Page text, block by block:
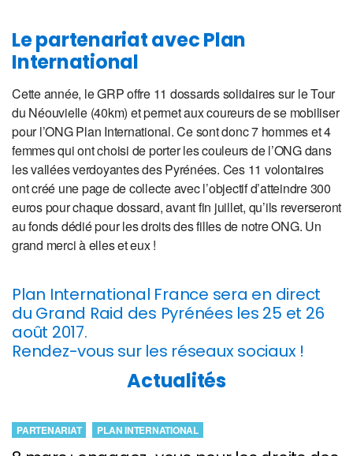
Le partenariat avec Plan
International
Cette année, le GRP offre 11 dossards solidaires sur le Tour
du Néouvielle (40km) et permet aux coureurs de se mobiliser
pour l’ONG Plan International. Ce sont donc 7 hommes et 4
femmes qui ont choisi de porter les couleurs de l’ONG dans
les vallées verdoyantes des Pyrénées. Ces 11 volontaires
ont créé une page de collecte avec l’objectif d’atteindre 300
euros pour chaque dossard, avant fin juillet, qu’ils reverseront
au fonds dédié pour les droits des filles de notre ONG. Un
grand merci à elles et eux !
Plan International France sera en direct
du Grand Raid des Pyrénées les 25 et 26
août 2017.
Rendez-vous sur les réseaux sociaux !
Actualités
PARTENARIAT PLAN INTERNATIONAL